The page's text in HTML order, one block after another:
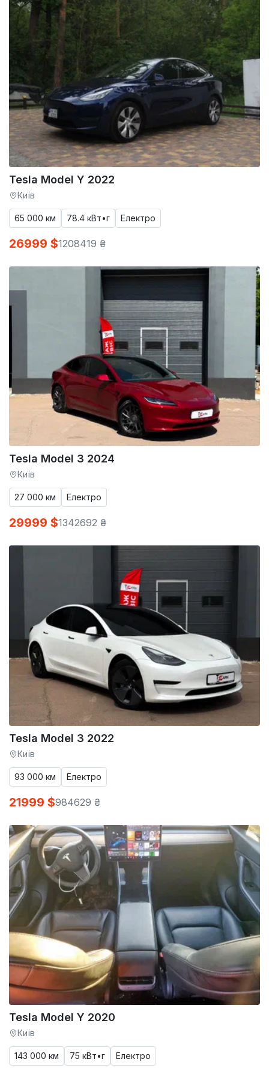
Tesla Model Y 2022
Київ
65 000 км 78.4 кВт•г Електро
26999 $1208419 ₴
Tesla Model 3 2024
Київ
27 000 км Електро
29999 $1342692 ₴
Tesla Model 3 2022
Київ
93 000 км Електро
21999 $984629 ₴
Tesla Model Y 2020
Київ
143 000 км 75 кВт•г Електро